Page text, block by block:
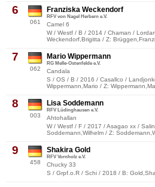
6
061
Franziska Weckendorf
RFV von Nagel Herbern e.V.
Camel 6
W / Westf / B / 2014 / Chaman /
Weckendorf,Brigitta / Z:
7
062
Mario Wippermann
RG Melle-Ostenfelde e.V.
Candala
S / OS / B / 2016 / Casallco /
Wippermann,Mario / Z:
8
003
Lisa Soddemann
RFV Lüdinghausen e.V.
Ahtohallan
W / Westf / F / 2017 / Asagao xx /
Soddemann,Wilhelm / Z:
9
458
Shakira Gold
RFV Vornholz e.V.
Chucky 33
S / Grpf.o.R / Schi / 2018 / B: